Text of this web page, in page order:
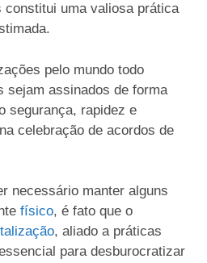
uma valiosa prática
pelo mundo todo
sejam assinados de forma
segurança, rapidez e
celebração de acordos de
necessário manter alguns
físico, é fato que o
, aliado a práticas
para desburocratizar